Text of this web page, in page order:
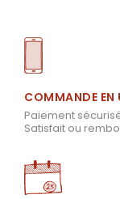
COMMANDE EN
Paiement
Satisfait ou